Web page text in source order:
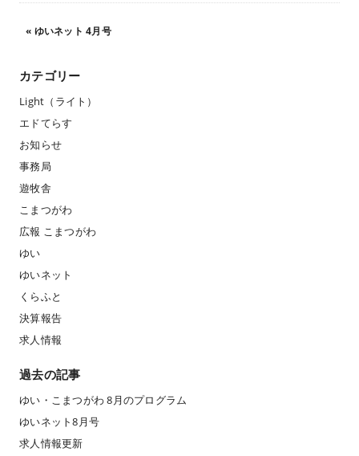
« ゆいネット 4月号
カテゴリー
Light（ライト）
エドてらす
お知らせ
事務局
遊牧舎
こまつがわ
広報 こまつがわ
ゆい
ゆいネット
くらふと
決算報告
求人情報
過去の記事
ゆい・こまつがわ 8月のプログラム
ゆいネット8月号
求人情報更新